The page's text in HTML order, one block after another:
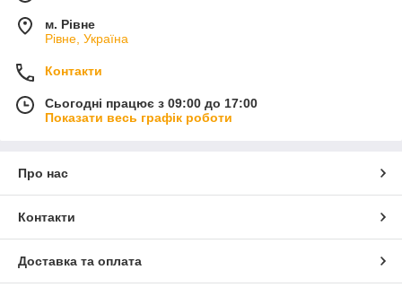
м. Рівне
Рівне, Україна
Контакти
Сьогодні працює з 09:00 до 17:00
Показати весь графік роботи
Про нас
Контакти
Доставка та оплата